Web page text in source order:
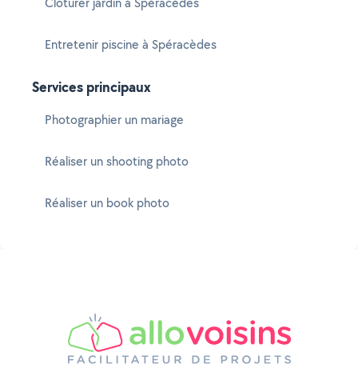
Entretenir piscine à Spéracèdes
Services principaux
Photographier un mariage
Réaliser un shooting photo
Réaliser un book photo